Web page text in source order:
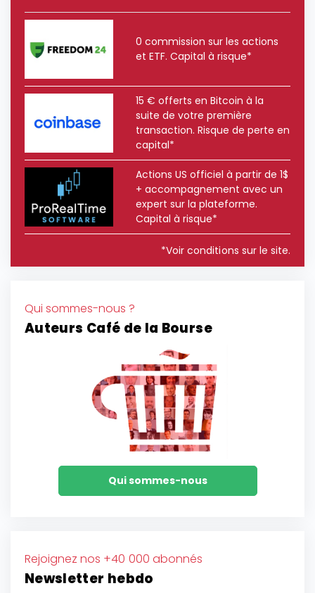
0 commission sur les actions
et ETF. Capital à risque*
15 € offerts en Bitcoin à la
suite de votre première
transaction. Risque de perte en
capital*
Actions US officiel à partir de 1$
+ accompagnement avec un
expert sur la plateforme.
Capital à risque*
*Voir conditions sur le site.
Qui sommes-nous ?
Auteurs Café de la Bourse
Qui sommes-nous
Rejoignez nos +40 000 abonnés
Newsletter hebdo